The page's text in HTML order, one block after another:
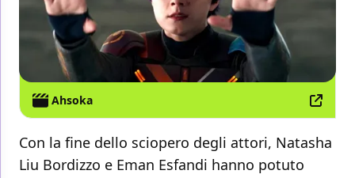
Ahsoka
Con la fine dello sciopero degli attori, Natasha
Liu Bordizzo e Eman Esfandi hanno potuto